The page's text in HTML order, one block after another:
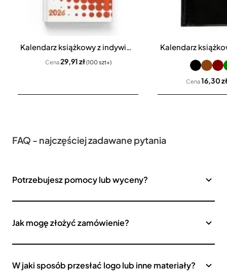
Kalendarz książkowy z indywidualną okładką A4 tygodniowy
Cena29,91 zł(100 szt+)
Cena16,30 zł
FAQ - najczęściej zadawane pytania
Potrzebujesz pomocy lub wyceny?
Jak mogę złożyć zamówienie?
W jaki sposób przesłać logo lub inne materiały?